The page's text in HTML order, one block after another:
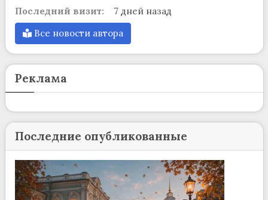
Последний визит:
7 дней назад
Все новости автора
Реклама
Последние опубликованные